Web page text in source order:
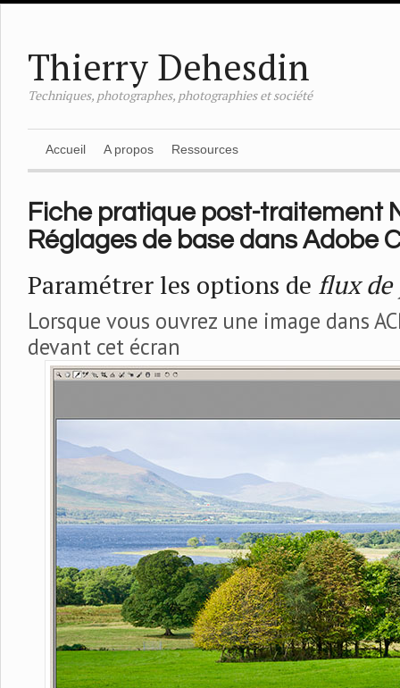
Thierry Dehesdin
Techniques, photographes, photographies et société
Accueil A propos Ressources
Fiche pratique post-traitement
Réglages de base dans Adobe
Paramétrer les options de flux
Lorsque vous ouvrez une image dans
devant cet écran